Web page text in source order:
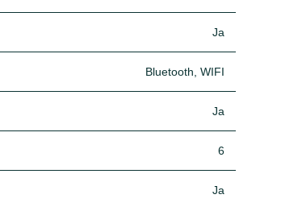
Ja
Bluetooth, WIFI
Ja
6
Ja